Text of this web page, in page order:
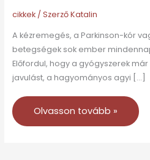
cikkek/ SzerzőKatalin
A kézremegés, a Parkinson-kór
betegségek sok ember
Előfordul, hogy a gyógyszerek
javulást, a hagyományos agyi […]
Olvasson tovább »